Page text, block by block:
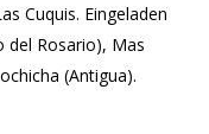
Cuquis. Eingeladen
del Rosario), Mas
(Antigua).